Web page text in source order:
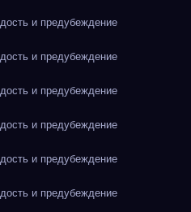
и предубеждение
и предубеждение
и предубеждение
и предубеждение
и предубеждение
и предубеждение